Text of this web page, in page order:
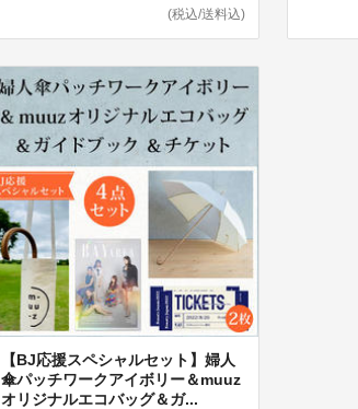
(税込/送料込)
【BJ応援スペシャルセット】婦人
傘パッチワークアイボリー＆muuz
オリジナルエコバッグ＆ガ...